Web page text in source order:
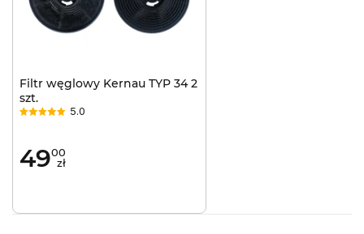
Filtr węglowy Kernau TYP 34 2
szt.
5.0
4900
zł